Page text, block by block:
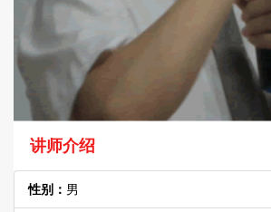
讲师介绍
性别： 男